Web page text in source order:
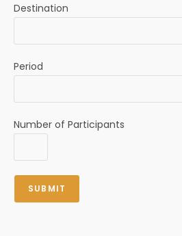
Destination
Period
Number of Participants